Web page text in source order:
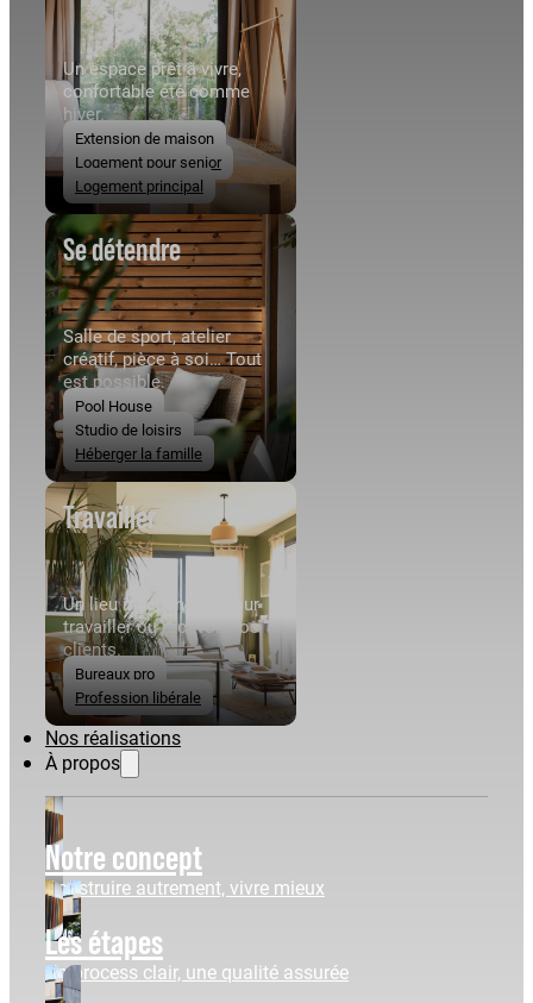
Un espace prêt à vivre,
confortable été comme
hiver.
Extension de maison
Logement pour senior
Logement principal
Se détendre
Salle de sport, atelier
créatif, pièce à soi… Tout
est possible.
Pool House
Studio de loisirs
Héberger la famille
Travailler
Un lieu indépendant pour
travailler ou recevoir vos
clients.
Bureaux pro
Profession libérale
Nos réalisations
À propos
Notre concept
Construire autrement, vivre mieux
Les étapes
Un process clair, une qualité assurée